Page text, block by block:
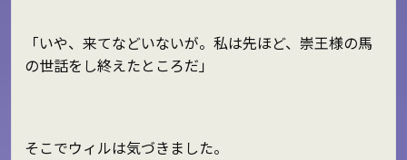
「いや、来てなどいないが。私は先ほど、崇王様の馬
の世話をし終えたところだ」
そこでウィルは気づきました。